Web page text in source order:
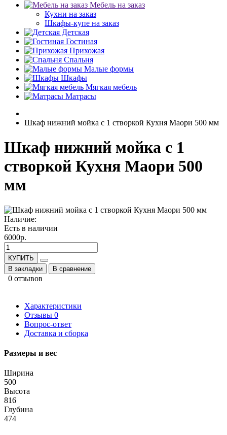
Мебель на заказ
Кухни на заказ
Шкафы-купе на заказ
Детская
Гостиная
Прихожая
Спальня
Малые формы
Шкафы
Мягкая мебель
Матрасы
Шкаф нижний мойка с 1 створкой Кухня Маори 500 мм
Шкаф нижний мойка с 1
створкой Кухня Маори 500
мм
Наличие:
Есть в наличии
6000р.
КУПИТЬ
В закладки
В сравнение
0 отзывов
Характеристики
Отзывы 0
Вопрос-ответ
Доставка и сборка
Размеры и вес
Ширина
500
Высота
816
Глубина
474